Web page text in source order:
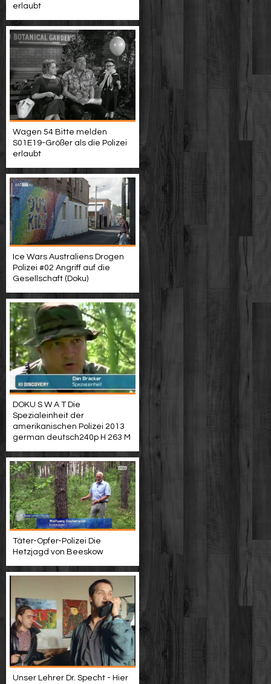
erlaubt
Wagen 54 Bitte melden
S01E19-Größer als die Polizei
erlaubt
Ice Wars Australiens Drogen
Polizei #02 Angriff auf die
Gesellschaft (Doku)
DOKU S W A T Die
Spezialeinheit der
amerikanischen Polizei 2013
german deutsch240p H 263 M
Täter-Opfer-Polizei Die
Hetzjagd von Beeskow
Unser Lehrer Dr. Specht - Hier